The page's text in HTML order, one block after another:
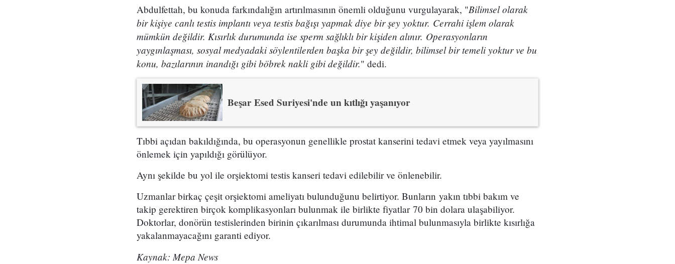
Abdulfettah, bu konuda farkındalığın artırılmasının önemli olduğunu vurgulayarak, "Bilimsel olarak
bir kişiye canlı testis implantı veya testis bağışı yapmak diye bir şey yoktur. Cerrahi işlem olarak
mümkün değildir. Kısırlık durumunda ise sperm sağlıklı bir kişiden alınır. Operasyonların
yaygınlaşması, sosyal medyadaki söylentilerden başka bir şey değildir, bilimsel bir temeli yoktur ve bu
konu, bazılarının inandığı gibi böbrek nakli gibi değildir." dedi.
Beşar Esed Suriyesi'nde un kıtlığı yaşanıyor
Tıbbi açıdan bakıldığında, bu operasyonun genellikle prostat kanserini tedavi etmek veya yayılmasını
önlemek için yapıldığı görülüyor.
Aynı şekilde bu yol ile orşiektomi testis kanseri tedavi edilebilir ve önlenebilir.
Uzmanlar birkaç çeşit orşiektomi ameliyatı bulunduğunu belirtiyor. Bunların yakın tıbbi bakım ve
takip gerektiren birçok komplikasyonları bulunmak ile birlikte fiyatlar 70 bin dolara ulaşabiliyor.
Doktorlar, donörün testislerinden birinin çıkarılması durumunda ihtimal bulunmasıyla birlikte kısırlığa
yakalanmayacağını garanti ediyor.
Kaynak: Mepa News